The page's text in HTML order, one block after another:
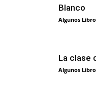
Blanco
Algunos
La clase
Algunos